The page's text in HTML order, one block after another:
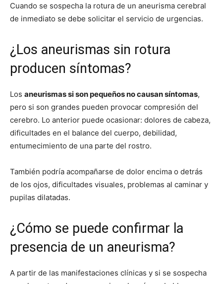
Cuando se sospecha la rotura de un aneurisma cerebral
de inmediato se debe solicitar el servicio de urgencias.
¿Los aneurismas sin rotura
producen síntomas?
Los aneurismas si son pequeños no causan síntomas,
pero si son grandes pueden provocar compresión del
cerebro. Lo anterior puede ocasionar: dolores de cabeza,
dificultades en el balance del cuerpo, debilidad,
entumecimiento de una parte del rostro.
También podría acompañarse de dolor encima o detrás
de los ojos, dificultades visuales, problemas al caminar y
pupilas dilatadas.
¿Cómo se puede confirmar la
presencia de un aneurisma?
A partir de las manifestaciones clínicas y si se sospecha